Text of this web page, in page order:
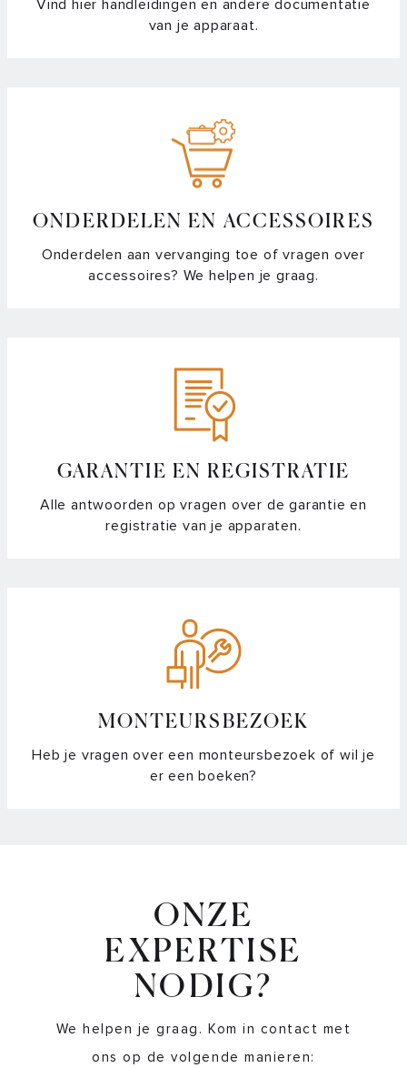
Vind hier handleidingen en andere documentatie
van je apparaat.
ONDERDELEN EN ACCESSOIRES
Onderdelen aan vervanging toe of vragen over
accessoires? We helpen je graag.
GARANTIE EN REGISTRATIE
Alle antwoorden op vragen over de garantie en
registratie van je apparaten.
MONTEURSBEZOEK
Heb je vragen over een monteursbezoek of wil je
er een boeken?
ONZE
EXPERTISE
NODIG?
We helpen je graag. Kom in contact met
ons op de volgende manieren: